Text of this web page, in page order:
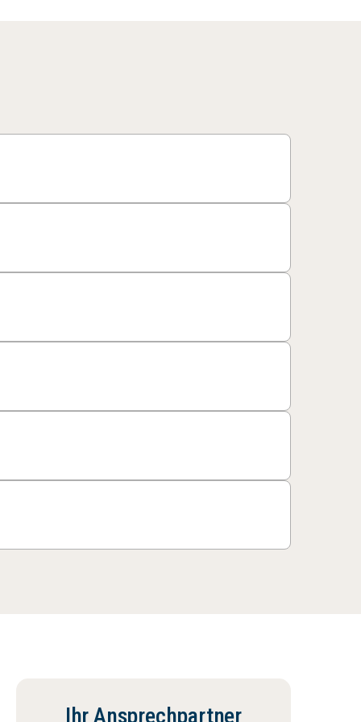
Ihr Ansprechpartner